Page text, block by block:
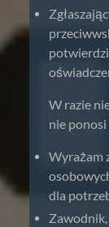
W razie
nie
Wyrażam
dla
Zawodnik,